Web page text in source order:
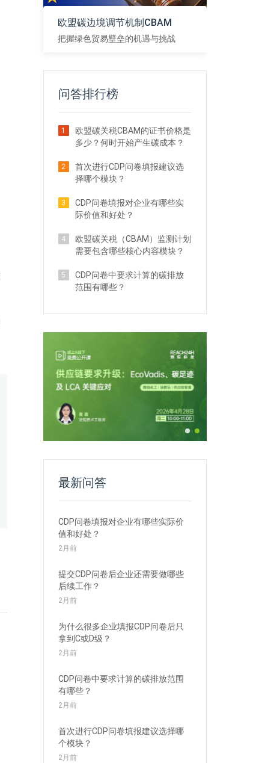
欧盟碳边境调节机制CBAM
把握绿色贸易壁垒的机遇与挑战
问答排行榜
1
欧盟碳关税CBAM的证书价格是
多少？何时开始产生碳成本？
2
首次进行CDP问卷填报建议选
择哪个模块？
3
CDP问卷填报对企业有哪些实
际价值和好处？
4
欧盟碳关税（CBAM）监测计划
需要包含哪些核心内容模块？
5
CDP问卷中要求计算的碳排放
范围有哪些？
最新问答
CDP问卷填报对企业有哪些实际价
值和好处？
2月前
提交CDP问卷后企业还需要做哪些
后续工作？
2月前
为什么很多企业填报CDP问卷后只
拿到C或D级？
2月前
CDP问卷中要求计算的碳排放范围
有哪些？
2月前
首次进行CDP问卷填报建议选择哪
个模块？
2月前